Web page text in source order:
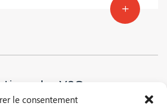
le consentement
des V&S